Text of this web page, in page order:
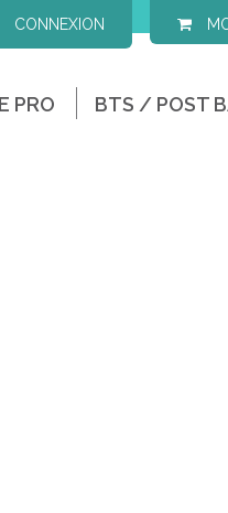
CONNEXION
PRO BTS / POST